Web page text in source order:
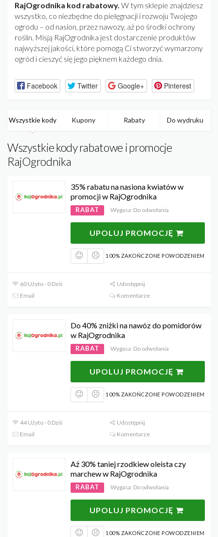
RajOgrodnika kod rabatowy. W tym sklepie znajdziesz
wszystko, co niezbędne do pielęgnacji i rozwoju Twojego
ogrodu – od nasion, przez nawozy, aż po środki ochrony
roślin. Misją RajOgrodnika jest dostarczenie produktów
najwyższej jakości, które pomogą Ci stworzyć wymarzony
ogród i cieszyć się jego pięknem każdego dnia.
Facebook Twitter Google+ Pinterest
Wszystkie kody Kupony Rabaty Do wydruku
Wszystkie kody rabatowe i promocje
RajOgrodnika
35% rabatu na nasiona kwiatów w
promocji w RajOgrodnika
RABAT Wygasa: Do odwołania
UPOLUJ PROMOCJĘ
100% ZAKOŃCZONE POWODZENIEM
60 Użyto - 0 Dziś
Udostępnij
Email
Komentarze
Do 40% zniżki na nawóz do pomidorów
w RajOgrodnika
RABAT Wygasa: Do odwołania
UPOLUJ PROMOCJĘ
100% ZAKOŃCZONE POWODZENIEM
44 Użyto - 0 Dziś
Udostępnij
Email
Komentarze
Aż 30% taniej rzodkiew oleista czy
marchew w RajOgrodnika
RABAT Wygasa: Do odwołania
UPOLUJ PROMOCJĘ
100% ZAKOŃCZONE POWODZENIEM